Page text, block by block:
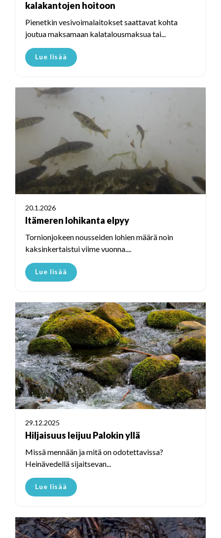
kalakantojen hoitoon
Pienetkin vesivoimalaitokset saattavat kohta
joutua maksamaan kalatalousmaksua tai...
Lue lisää
20.1.2026
Itämeren lohikanta elpyy
Tornionjokeen nousseiden lohien määrä noin
kaksinkertaistui viime vuonna....
Lue lisää
29.12.2025
Hiljaisuus leijuu Palokin yllä
Missä mennään ja mitä on odotettavissa?
Heinävedellä sijaitsevan...
Lue lisää